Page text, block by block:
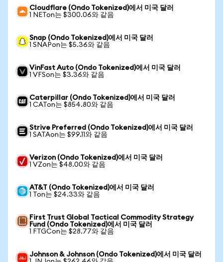
Cloudflare (Ondo Tokenized)에서 미국 달러
1 NETon는 $300.06와 같음
Snap (Ondo Tokenized)에서 미국 달러
1 SNAPon는 $5.36와 같음
VinFast Auto (Ondo Tokenized)에서 미국 달러
1 VFSon는 $3.36와 같음
Caterpillar (Ondo Tokenized)에서 미국 달러
1 CATon는 $854.80와 같음
Strive Preferred (Ondo Tokenized)에서 미국 달러
1 SATAon는 $99.11와 같음
Verizon (Ondo Tokenized)에서 미국 달러
1 VZon는 $48.00와 같음
AT&T (Ondo Tokenized)에서 미국 달러
1 Ton는 $24.33와 같음
First Trust Global Tactical Commodity Strategy
Fund (Ondo Tokenized)에서 미국 달러
1 FTGCon는 $28.77와 같음
Johnson & Johnson (Ondo Tokenized)에서 미국 달러